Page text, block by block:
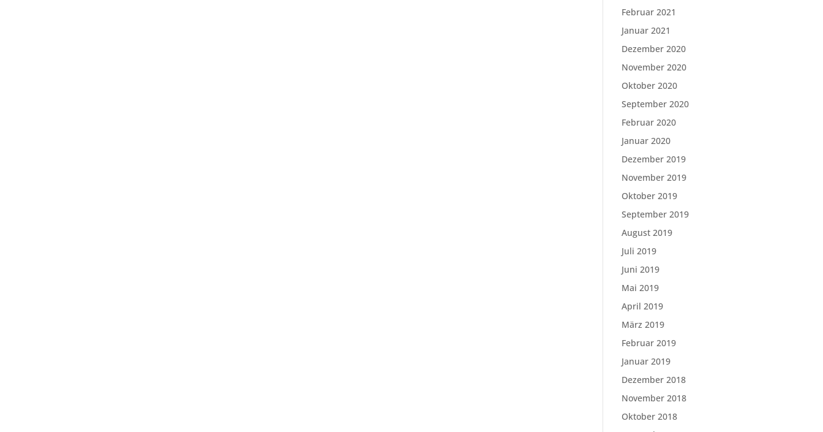
Februar 2021
Januar 2021
Dezember 2020
November 2020
Oktober 2020
September 2020
Februar 2020
Januar 2020
Dezember 2019
November 2019
Oktober 2019
September 2019
August 2019
Juli 2019
Juni 2019
Mai 2019
April 2019
März 2019
Februar 2019
Januar 2019
Dezember 2018
November 2018
Oktober 2018